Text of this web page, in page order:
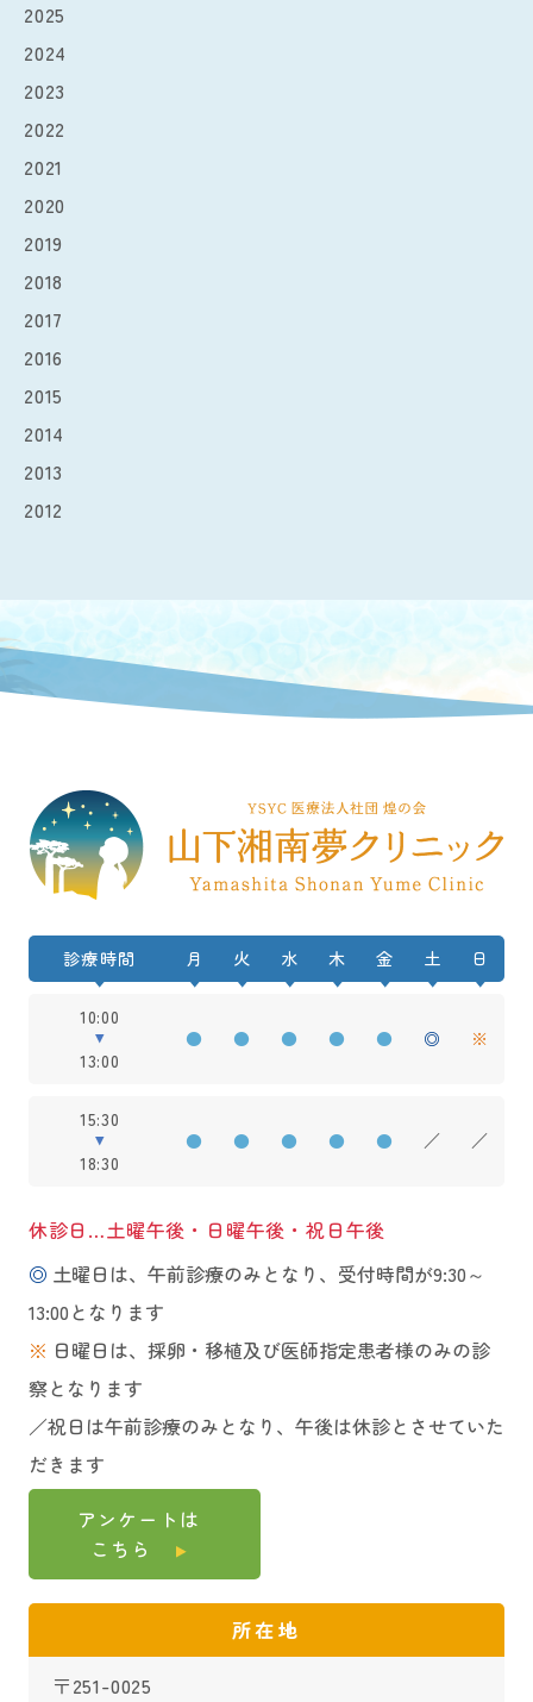
2025
2024
2023
2022
2021
2020
2019
2018
2017
2016
2015
2014
2013
2012
診療時間 月 火 水 木 金 土 日
10:00
13:00
● ● ● ● ● ◎ ※
15:30
18:30
● ● ● ● ● ／ ／
休診日…土曜午後・日曜午後・祝日午後
◎ 土曜日は、午前診療のみとなり、受付時間が9:30～
13:00となります
※ 日曜日は、採卵・移植及び医師指定患者様のみの診
察となります
／祝日は午前診療のみとなり、午後は休診とさせていた
だきます
アンケートは
こちら
所在地
〒251-0025